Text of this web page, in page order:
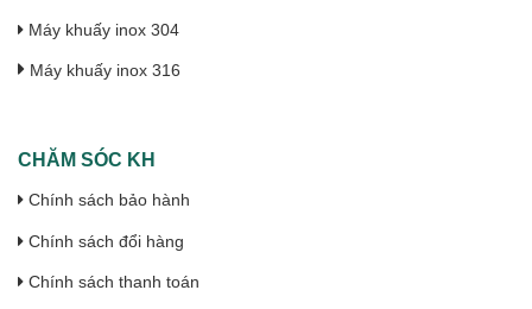
Máy khuấy inox 304
Máy khuấy inox 316
CHĂM SÓC KH
Chính sách bảo hành
Chính sách đổi hàng
Chính sách thanh toán